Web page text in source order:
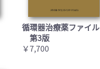
循環器治療薬ファイル
第3版
￥7,700